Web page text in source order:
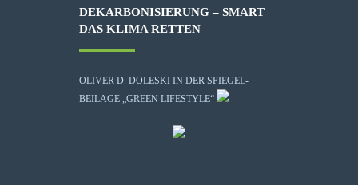
DEKARBONISIERUNG – SMART
DAS KLIMA RETTEN
OLIVER D. DOLESKI IN DER SPIEGEL-
BEILAGE „GREEN LIFESTYLE“